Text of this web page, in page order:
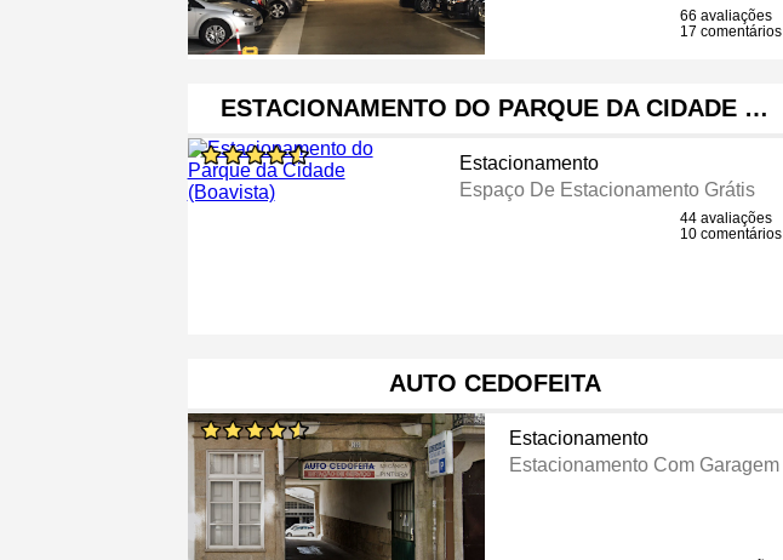
66 avaliações
17 comentários
ESTACIONAMENTO DO PARQUE DA CIDADE …
Estacionamento
Espaço De Estacionamento Grátis
44 avaliações
10 comentários
AUTO CEDOFEITA
Estacionamento
Estacionamento Com Garagem